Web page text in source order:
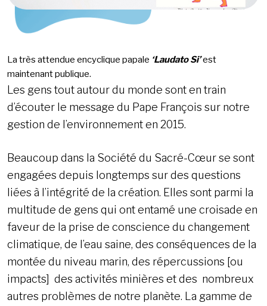
La très attendue encyclique papale ‘Laudato Si’est
maintenant publique.
Les gens tout autour du monde sont en train
d’écouter le message du Pape François sur notre
gestion de l’environnement en 2015.
Beaucoup dans la Société du Sacré-Cœur se sont
engagées depuis longtemps sur des questions
liées à l’intégrité de la création. Elles sont parmi la
multitude de gens qui ont entamé une croisade en
faveur de la prise de conscience du changement
climatique, de l’eau saine, des conséquences de la
montée du niveau marin, des répercussions [ou
impacts] des activités minières et des nombreux
autres problèmes de notre planète. La gamme de